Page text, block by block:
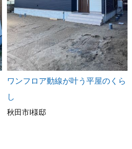
ワンフロア動線が叶う平屋のくら
し
秋田市I様邸